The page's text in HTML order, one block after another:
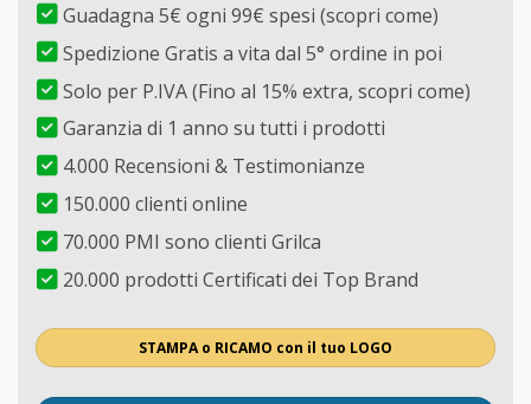
Guadagna 5€ ogni 99€ spesi (scopri come)
Spedizione Gratis a vita dal 5° ordine in poi
Solo per P.IVA (Fino al 15% extra, scopri come)
Garanzia di 1 anno su tutti i prodotti
4.000 Recensioni & Testimonianze
150.000 clienti online
70.000 PMI sono clienti Grilca
20.000 prodotti Certificati dei Top Brand
STAMPA o RICAMO con il tuo LOGO